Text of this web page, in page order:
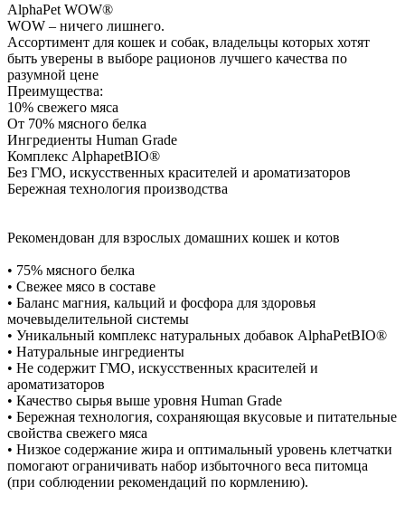
AlphaPet WOW®
WOW – ничего лишнего.
Ассортимент для кошек и собак, владельцы которых хотят
быть уверены в выборе рационов лучшего качества по
разумной цене
Преимущества:
10% свежего мяса
От 70% мясного белка
Ингредиенты Human Grade
Комплекс AlphapetBIO®
Без ГМО, искусственных красителей и ароматизаторов
Бережная технология производства
Рекомендован для взрослых домашних кошек и котов
• 75% мясного белка
• Свежее мясо в составе
• Баланс магния, кальций и фосфора для здоровья
мочевыделительной системы
• Уникальный комплекс натуральных добавок AlphaPetBIO®
• Натуральные ингредиенты
• Не содержит ГМО, искусственных красителей и
ароматизаторов
• Качество сырья выше уровня Human Grade
• Бережная технология, сохраняющая вкусовые и питательные
свойства свежего мяса
• Низкое содержание жира и оптимальный уровень клетчатки
помогают ограничивать набор избыточного веса питомца
(при соблюдении рекомендаций по кормлению).